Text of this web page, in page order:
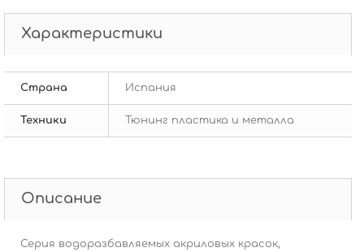
Характеристики
Страна Испания
Техники Тюнинг пластика и металла
Описание
Серия водоразбавляемых акриловых красок,